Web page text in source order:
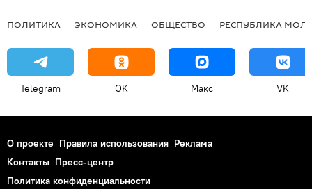
ПОЛИТИКА ЭКОНОМИКА ОБЩЕСТВО РЕСПУБЛИКА
Telegram OK Макс VK
О проекте Правила использования Реклама
Контакты Пресс-центр
Политика конфиденциальности